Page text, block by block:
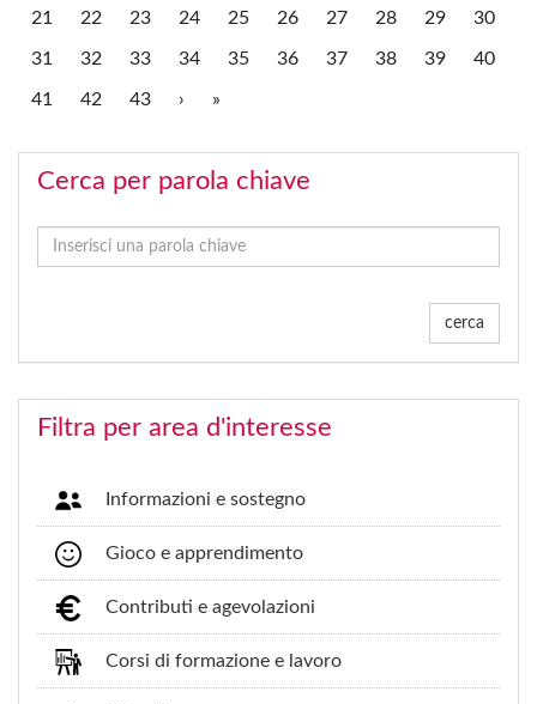
21 22 23 24 25 26 27 28 29 30
31 32 33 34 35 36 37 38 39 40
41 42 43 › »
Cerca per parola chiave
cerca
Filtra per area d'interesse
Informazioni e sostegno
Gioco e apprendimento
Contributi e agevolazioni
Corsi di formazione e lavoro